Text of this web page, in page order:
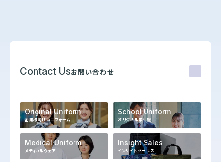
Contact Usお問い合わせ
Original Uniform
企業様向けユニフォーム
School Uniform
オリジナル学生服
Medical Uniform
メディカルウェア
Insight Sales
インサイトセールス